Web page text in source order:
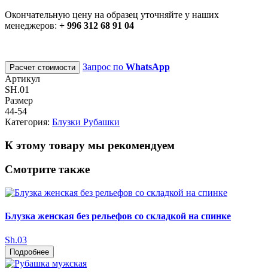
Окончательную цену на образец уточняйте у наших
менеджеров: + 996 312 68 91 04
Расчет стоимости Запрос по WhatsApp
Артикул
SH.01
Размер
44-54
Категория: Блузки Рубашки
К этому товару мы рекомендуем
Смотрите также
Блузка женская без рельефов со складкой на спинке
Sh.03
Подробнее